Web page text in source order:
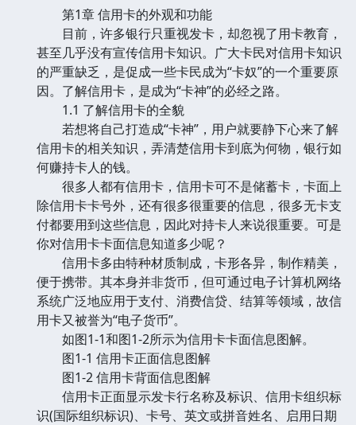
第1章 信用卡的外观和功能
目前，许多银行只重视发卡，却忽视了用卡教育，
甚至几乎没有宣传信用卡知识。广大卡民对信用卡知识
的严重缺乏，是促成一些卡民成为“卡奴”的一个重要原
因。了解信用卡，是成为“卡神”的必经之路。
1.1 了解信用卡的全貌
若想将自己打造成“卡神”，用户就要静下心来了解
信用卡的相关知识，弄清楚信用卡到底为何物，银行如
何赚持卡人的钱。
很多人都有信用卡，信用卡可不是储蓄卡，卡面上
除信用卡卡号外，还有很多很重要的信息，很多无卡支
付都要用到这些信息，因此对持卡人来说很重要。可是
你对信用卡卡面信息知道多少呢？
信用卡多由特种材质制成，卡形各异，制作精美，
便于携带。其本身并非货币，但可通过电子计算机网络
系统广泛地应用于支付、消费信贷、结算等领域，故信
用卡又被誉为“电子货币”。
如图1-1和图1-2所示为信用卡卡面信息图解。
图1-1 信用卡正面信息图解
图1-2 信用卡背面信息图解
信用卡正面显示发卡行名称及标识、信用卡组织标
识(国际组织标识)、卡号、英文或拼音姓名、启用日期